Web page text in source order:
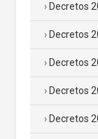
Decretos
Decretos
Decretos
Decretos
Decretos